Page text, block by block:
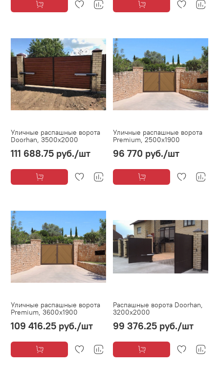
Уличные распашные ворота
Doorhan, 3500х2000
111 688.75 руб./шт
Уличные распашные ворота
Premium, 2500х1900
96 770 руб./шт
Уличные распашные ворота
Premium, 3600х1900
109 416.25 руб./шт
Распашные ворота Doorhan,
3200х2000
99 376.25 руб./шт